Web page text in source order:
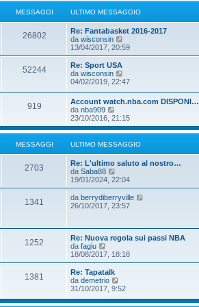
g
g
i
o
s
s
a
g
g
i
o
u
i
o
m
s
a
g
i
o
MESSAGGI ULTIMO MESSAGGIO
26802
Re: Fantabasket 2016-2017
da wisconsin
e
d
l
i
m
m
e
s
s
a
g
i
o
13/04/2017, 20:59
52244
Re: Sport USA
da wisconsin
e
u
l
t
i
o
m
e
s
a
g
g
04/02/2019, 22:47
919
Account watch.nba.com DISPONI…
da nba909
e
d
i
u
o
m
e
s
g
g
o
23/10/2016, 21:15
MESSAGGI ULTIMO MESSAGGIO
2703
Re: L'ultimo saluto al nostro…
da Saba88
e
d
i
u
i
m
o
m
e
s
a
g
g
19/01/2024, 22:04
1341 da berrydiberryville
u
l
m
s
26/10/2017, 23:57
1252
Re: Nuova regola sui passi NBA
da fagiu
e
d
i
u
l
t
i
18/08/2017, 18:18
1381
Re: Tapatalk
da demetrio
e
i
31/10/2017, 9:52